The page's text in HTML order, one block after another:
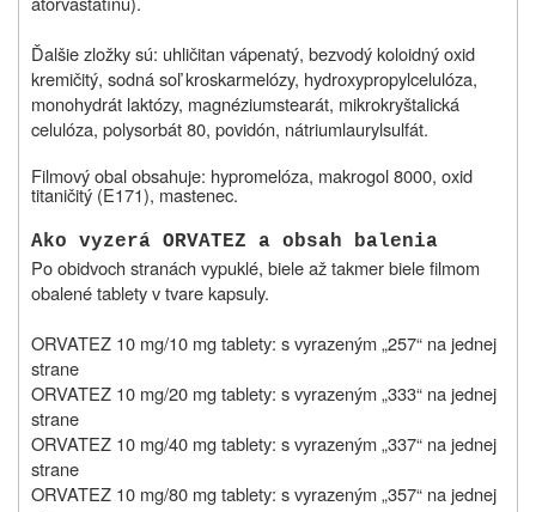
Ďalšie zložky sú: uhličitan vápenatý, bezvodý koloidný oxid
kremičitý, sodná soľ kroskarmelózy, hydroxypropylcelulóza,
monohydrát laktózy, magnéziumstearát, mikrokryštalická
celulóza, polysorbát 80, povidón, nátriumlaurylsulfát.
Filmový obal obsahuje: hypromelóza, makrogol 8000, oxid
titaničitý (E171), mastenec.
Ako vyzerá ORVATEZ a obsah balenia
Po obidvoch stranách vypuklé, biele až takmer biele filmom
obalené tablety v tvare kapsuly.
ORVATEZ 10 mg/10 mg tablety: s vyrazeným „257“ na jednej
strane
ORVATEZ 10 mg/20 mg tablety: s vyrazeným „333“ na jednej
strane
ORVATEZ 10 mg/40 mg tablety: s vyrazeným „337“ na jednej
strane
ORVATEZ 10 mg/80 mg tablety: s vyrazeným „357“ na jednej